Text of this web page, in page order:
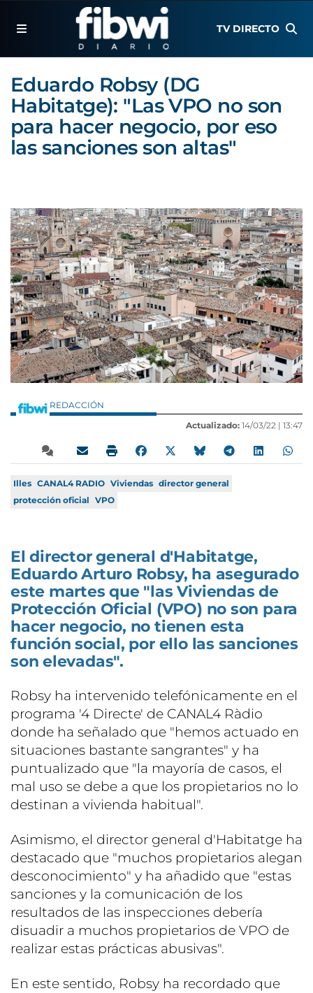
TV DIRECTO
Eduardo Robsy (DG
Habitatge): "Las VPO no son
para hacer negocio, por eso
las sanciones son altas"
REDACCIÓN
Actualizado: 14/03/22 | 13:47
Illes CANAL4 RADIO Viviendas director general
protección oficial VPO
El director general d'Habitatge,
Eduardo Arturo Robsy, ha asegurado
este martes que "las Viviendas de
Protección Oficial (VPO) no son para
hacer negocio, no tienen esta
función social, por ello las sanciones
son elevadas".
Robsy ha intervenido telefónicamente en el
programa '4 Directe' de CANAL4 Ràdio
donde ha señalado que "hemos actuado en
situaciones bastante sangrantes" y ha
puntualizado que "la mayoría de casos, el
mal uso se debe a que los propietarios no lo
destinan a vivienda habitual".
Asimismo, el director general d'Habitatge ha
destacado que "muchos propietarios alegan
desconocimiento" y ha añadido que "estas
sanciones y la comunicación de los
resultados de las inspecciones debería
disuadir a muchos propietarios de VPO de
realizar estas prácticas abusivas".
En este sentido, Robsy ha recordado que